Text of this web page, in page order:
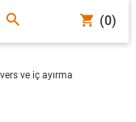
(0)
ve iç ayırma